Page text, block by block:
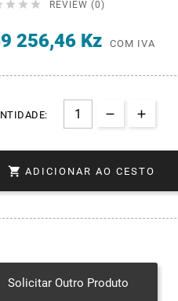
   REVIEW (0)
256,46 Kz COM IVA
 ADICIONAR AO CESTO
Solicitar Outro Produto